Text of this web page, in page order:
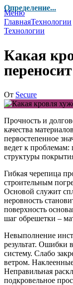
Определение...
Меню
ГлавнаяТехнологии
Технологии
Какая
От Secure
Прочность и
качества
первостепенное
ведет к
структуры
Гибкая черепица
строительным
Основой служит
неровность
поверхность
шаг обрешетки –
Невыполнение
результат. Ошибки
систему. Слабо
ветром.
Неправильная
подкровельное